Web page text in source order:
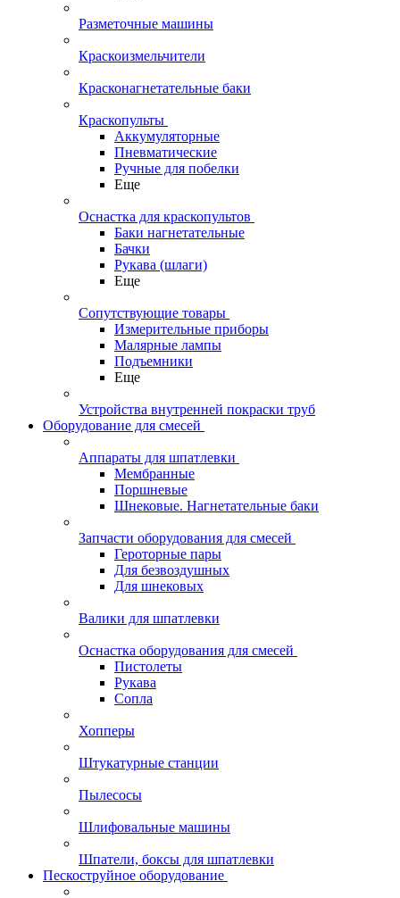
Разметочные машины
Краскоизмельчители
Красконагнетательные баки
Краскопульты
Аккумуляторные
Пневматические
Ручные для побелки
Еще
Оснастка для краскопультов
Баки нагнетательные
Бачки
Рукава (шлаги)
Еще
Сопутствующие товары
Измерительные приборы
Малярные лампы
Подъемники
Еще
Устройства внутренней покраски труб
Оборудование для смесей
Аппараты для шпатлевки
Мембранные
Поршневые
Шнековые. Нагнетательные баки
Запчасти оборудования для смесей
Героторные пары
Для безвоздушных
Для шнековых
Валики для шпатлевки
Оснастка оборудования для смесей
Пистолеты
Рукава
Сопла
Хопперы
Штукатурные станции
Пылесосы
Шлифовальные машины
Шпатели, боксы для шпатлевки
Пескоструйное оборудование